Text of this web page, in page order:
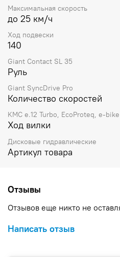
Максимальная скорость
до 25 км/ч
Ход подвески
140
Giant Contact SL 35
Руль
Giant SyncDrive Pro
Количество скоростей
KMC e.12 Turbo, EcoProteq, e-
Ход вилки
Дисковые гидравлические
Артикул товара
Отзывы
Отзывов еще никто не
Написать отзыв